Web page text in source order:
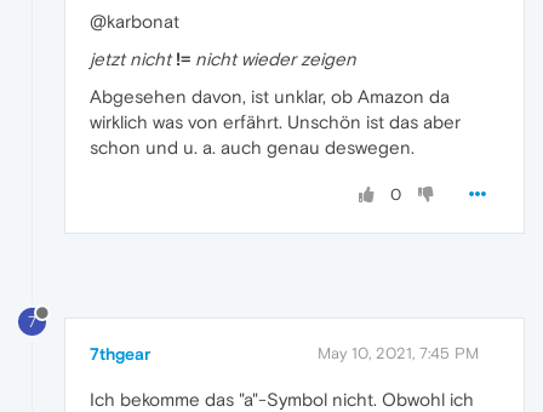
@karbonat
jetzt nicht != nicht wieder zeigen
Abgesehen davon, ist unklar, ob Amazon da
wirklich was von erfährt. Unschön ist das aber
schon und u. a. auch genau deswegen.
0
7
7thgear May 10, 2021, 7:45 PM
Ich bekomme das "a"-Symbol nicht. Obwohl ich